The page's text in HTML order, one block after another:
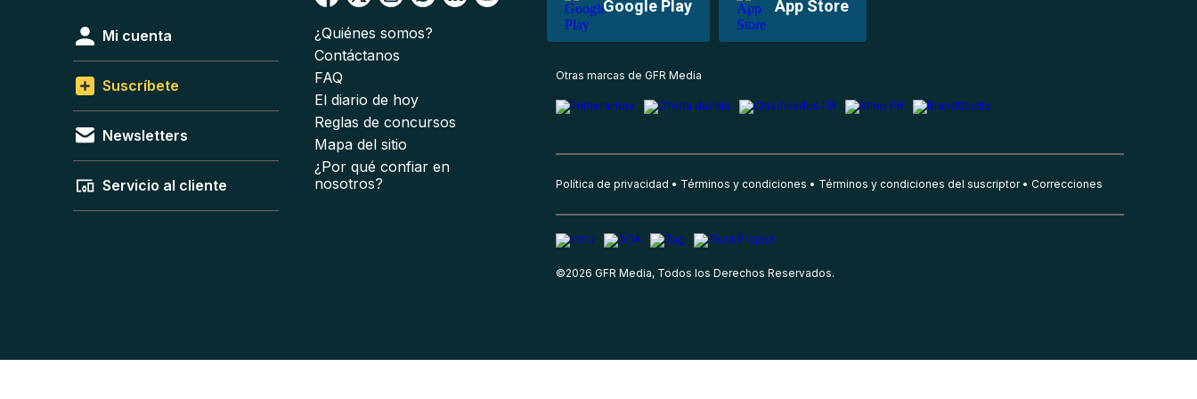
Google Play App Store
Mi cuenta
Suscríbete
Newsletters
Servicio al cliente
¿Quiénes somos?
Contáctanos
FAQ
El diario de hoy
Reglas de concursos
Mapa del sitio
¿Por qué confiar en
nosotros?
Otras marcas de GFR Media
Política de privacidad Términos y condiciones Términos y condiciones del suscriptor Correcciones
©2026 GFR Media, Todos los Derechos Reservados.